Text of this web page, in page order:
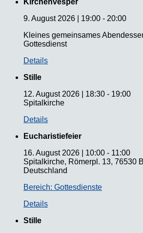
9. August 2026
19:00 - 20:00
Kleines gemeinsames
Gottesdienst
Details
Stille
12. August 2026
18:30 - 19:00
Spitalkirche
Details
Eucharistiefeier
16. August 2026
10:00 - 11:00
Spitalkirche, Römerpl. 13, 76530
Deutschland
Bereich: Gottesdienste
Details
Stille